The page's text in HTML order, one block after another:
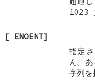
1023
[ ENOENT]
指定
ん。
字列を